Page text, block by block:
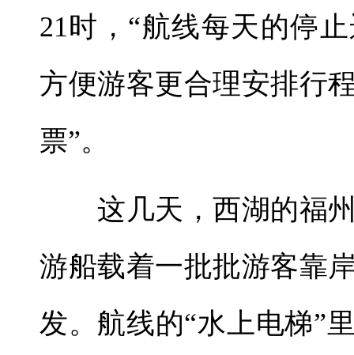
21时，“航线每天的停
方便游客更合理安排行
票”。
这几天，西湖的福州
游船载着一批批游客靠
发。航线的“水上电梯”